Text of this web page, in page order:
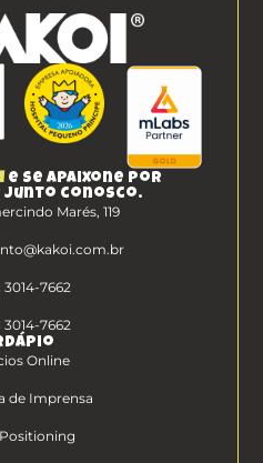
e se apaixone por
junto conosco.
Marés, 119
3014-7662
3014-7662
Online
de Imprensa